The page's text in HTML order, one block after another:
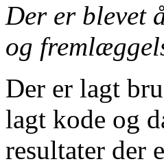
Der er blevet
og
Der er lagt
lagt kode og
resultater der